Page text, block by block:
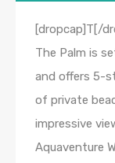
[dropcap]T[/
The Palm is
and offers 5-
of private
impressive
Aquaventure